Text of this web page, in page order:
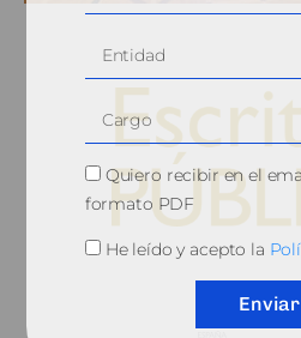
© 2010, Consejo General
Quiero recibir en el
formato PDF
He leído y acepto la
Enviar